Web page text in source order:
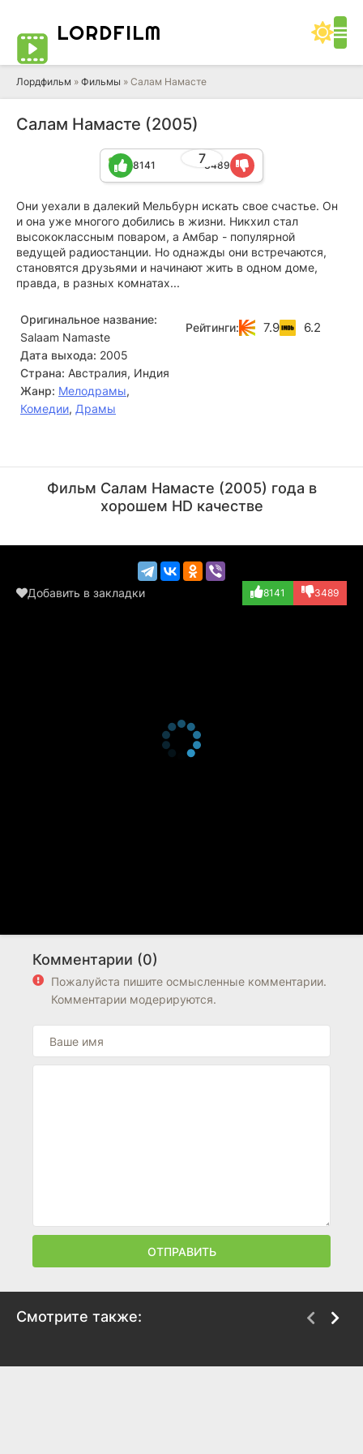
LORDFILM
Лордфильм » Фильмы » Салам Намасте
Салам Намасте (2005)
7
8141 3489
Они уехали в далекий Мельбурн искать свое счастье. Он
и она уже многого добились в жизни. Никхил стал
высококлассным поваром, а Амбар - популярной
ведущей радиостанции. Но однажды они встречаются,
становятся друзьями и начинают жить в одном доме,
правда, в разных комнатах...
Оригинальное название:
Salaam Namaste
Дата выхода: 2005
Страна: Австралия, Индия
Жанр: Мелодрамы,
Комедии, Драмы
Рейтинги: 7.9 6.2
(Nikhil «Nick» A...)
(Doctor, в титра...)
Фильм Салам Намасте (2005) года в
хорошем HD качестве
Добавить в закладки 8141 3489
Комментарии (0)
Пожалуйста пишите осмысленные комментарии.
Комментарии модерируются.
ОТПРАВИТЬ
Смотрите также: